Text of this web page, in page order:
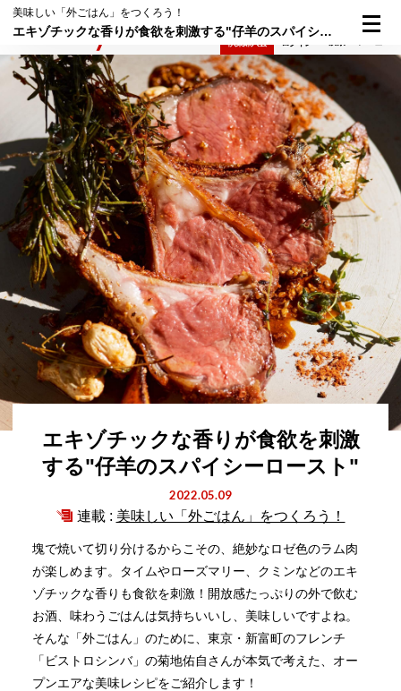
美味しい「外ごはん」をつくろう！
エキゾチックな香りが食欲を刺激する"仔羊のスパイシーロースト"
エキゾチックな香りが食欲を刺激
する"仔羊のスパイシーロースト"
2022.05.09
連載 : 美味しい「外ごはん」をつくろう！
塊で焼いて切り分けるからこその、絶妙なロゼ色のラム肉
が楽しめます。タイムやローズマリー、クミンなどのエキ
ゾチックな香りも食欲を刺激！開放感たっぷりの外で飲む
お酒、味わうごはんは気持ちいいし、美味しいですよね。
そんな「外ごはん」のために、東京・新富町のフレンチ
「ビストロシンバ」の菊地佑自さんが本気で考えた、オー
プンエアな美味レシピをご紹介します！